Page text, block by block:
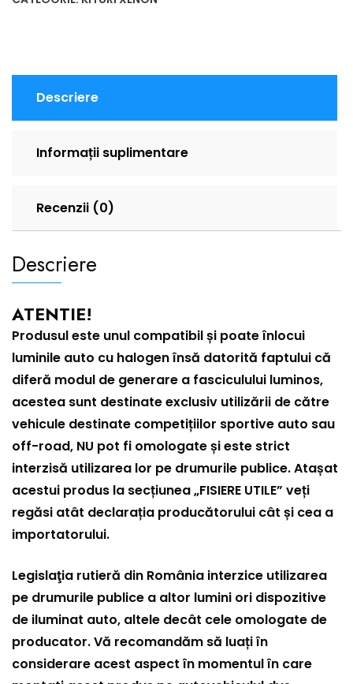
Descriere
Informații suplimentare
Recenzii (0)
Descriere
ATENTIE!
Produsul este unul compatibil și poate înlocui
luminile auto cu halogen însă datorită faptului că
diferă modul de generare a fasciculului luminos,
acestea sunt destinate exclusiv utilizării de către
vehicule destinate competițiilor sportive auto sau
off-road, NU pot fi omologate și este strict
interzisă utilizarea lor pe drumurile publice. Atașat
acestui produs la secțiunea „FISIERE UTILE” veți
regăsi atât declarația producătorului cât și cea a
importatorului.
Legislaţia rutieră din România interzice utilizarea
pe drumurile publice a altor lumini ori dispozitive
de iluminat auto, altele decât cele omologate de
producator. Vă recomandăm să luați în
considerare acest aspect în momentul în care